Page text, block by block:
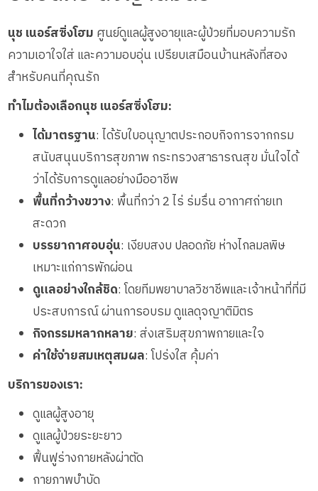
นุช เนอร์สซิ่งโฮม ศูนย์ดูแลผู้สูงอายุและผู้ป่วยที่มอบความรัก
ความเอาใจใส่ และความอบอุ่น เปรียบเสมือนบ้านหลังที่สอง
สำหรับคนที่คุณรัก
ทำไมต้องเลือกนุช เนอร์สซิ่งโฮม:
ได้มาตรฐาน: ได้รับใบอนุญาตประกอบกิจการจากกรม
สนับสนุนบริการสุขภาพ กระทรวงสาธารณสุข มั่นใจได้
ว่าได้รับการดูแลอย่างมืออาชีพ
พื้นที่กว้างขวาง: พื้นที่กว่า 2 ไร่ ร่มรื่น อากาศถ่ายเท
สะดวก
บรรยากาศอบอุ่น: เงียบสงบ ปลอดภัย ห่างไกลมลพิษ
เหมาะแก่การพักผ่อน
ดูแลอย่างใกล้ชิด: โดยทีมพยาบาลวิชาชีพและเจ้าหน้าที่ที่มี
ประสบการณ์ ผ่านการอบรม ดูแลดุจญาติมิตร
กิจกรรมหลากหลาย: ส่งเสริมสุขภาพกายและใจ
ค่าใช้จ่ายสมเหตุสมผล: โปร่งใส คุ้มค่า
บริการของเรา:
ดูแลผู้สูงอายุ
ดูแลผู้ป่วยระยะยาว
ฟื้นฟูร่างกายหลังผ่าตัด
กายภาพบำบัด